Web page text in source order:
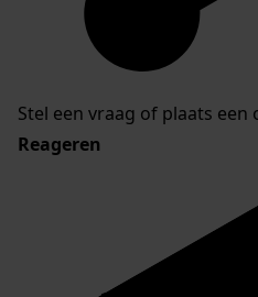
Stel een vraag of plaats
Reageren